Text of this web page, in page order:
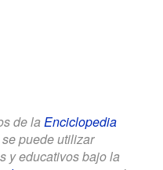
de la Enciclopedia
puede utilizar
y educativos bajo la